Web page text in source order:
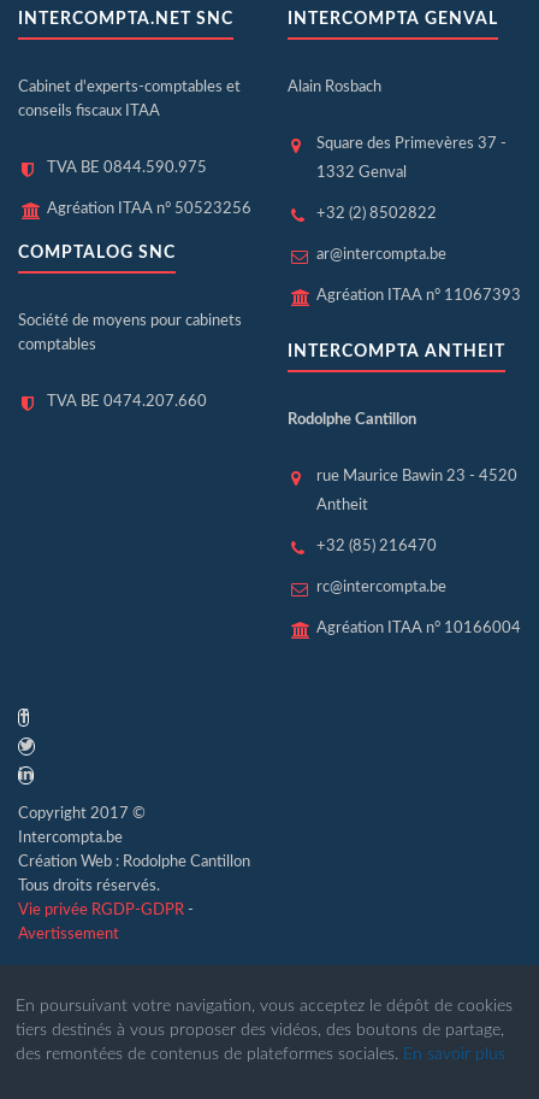
INTERCOMPTA.NET SNC
Cabinet d'experts-comptables et
conseils fiscaux ITAA
TVA BE 0844.590.975
Agréation ITAA n° 50523256
COMPTALOG SNC
Société de moyens pour cabinets
comptables
TVA BE 0474.207.660
INTERCOMPTA GENVAL
Alain Rosbach
Square des Primevères 37 -
1332 Genval
+32 (2) 8502822
ar@intercompta.be
Agréation ITAA n° 11067393
INTERCOMPTA ANTHEIT
Rodolphe Cantillon
rue Maurice Bawin 23 - 4520
Antheit
+32 (85) 216470
rc@intercompta.be
Agréation ITAA n° 10166004
En poursuivant votre navigation, vous acceptez le dépôt de cookies
tiers destinés à vous proposer des vidéos, des boutons de partage,
des remontées de contenus de plateformes sociales. En savoir plus
Copyright 2017 ©
Intercompta.be
Création Web : Rodolphe Cantillon
Tous droits réservés.
Vie privée RGDP-GDPR -
Avertissement